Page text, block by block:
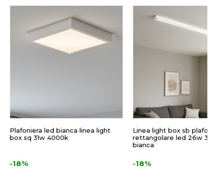
Plafoniera led bianca linea light
box sq 31w 4000k
-18%
Linea light box sb
rettangolare led 26w
bianca
-18%